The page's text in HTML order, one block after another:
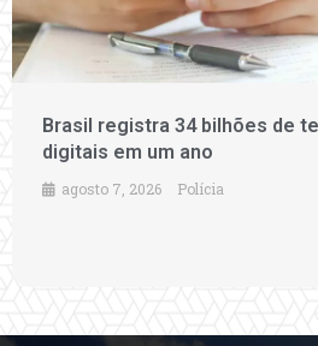
Brasil registra 34 bilhões de
digitais em um ano
agosto 7, 2026 Polícia